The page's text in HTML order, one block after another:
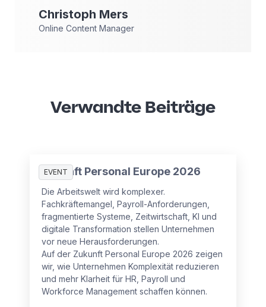
Christoph Mers
Online Content Manager
Verwandte Beiträge
EVENT
Zukunft Personal Europe 2026
Die Arbeitswelt wird komplexer.
Fachkräftemangel, Payroll-Anforderungen,
fragmentierte Systeme, Zeitwirtschaft, KI und
digitale Transformation stellen Unternehmen
vor neue Herausforderungen.
Auf der Zukunft Personal Europe 2026 zeigen
wir, wie Unternehmen Komplexität reduzieren
und mehr Klarheit für HR, Payroll und
Workforce Management schaffen können.